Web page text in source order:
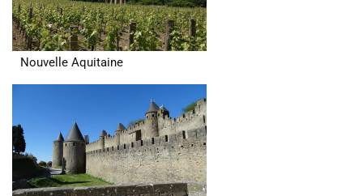
Nouvelle Aquitaine